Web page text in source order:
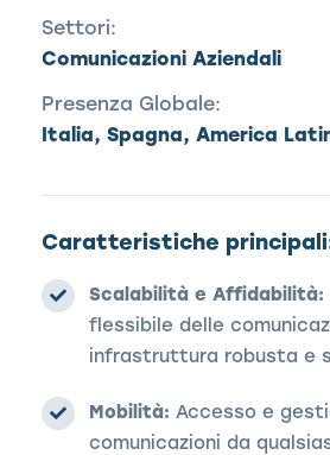
Settori:
Comunicazioni Aziendali
Presenza Globale:
Italia, Spagna, America
Caratteristiche
Scalabilità e Affidabilità:
flessibile delle
infrastruttura robusta e
Mobilità: Accesso e
comunicazioni da